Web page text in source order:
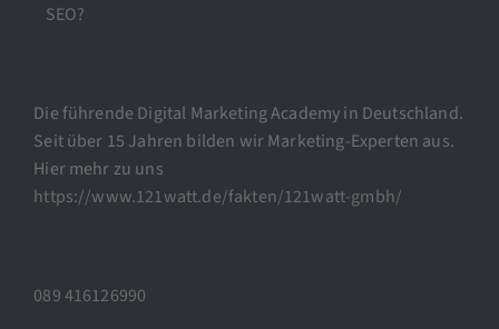
SEO?
Die führende Digital Marketing Academy in Deutschland.
Seit über 15 Jahren bilden wir Marketing-Experten aus.
Hier mehr zu uns
https://www.121watt.de/fakten/121watt-gmbh/
089 416126990